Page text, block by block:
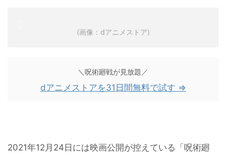
(画像：dアニメストア)
＼呪術廻戦が見放題／
dアニメストアを31日間無料で試す ⇒
2021年12月24日には映画公開が控えている「呪術廻